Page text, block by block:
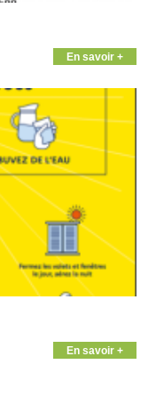
En savoir +
En savoir +